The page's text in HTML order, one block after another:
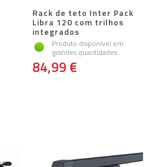
Rack de teto Inter Pack
Libra 120 com trilhos
integrados
Produto disponível em
grandes quantidades
84,99 €